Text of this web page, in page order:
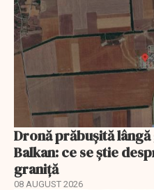
Dronă prăbușită
Balkan: ce se știe
graniță
08 AUGUST 2026